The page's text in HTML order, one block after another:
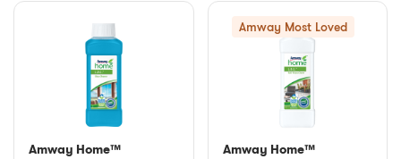
Amway Home™
Amway Most Loved
Amway Home™